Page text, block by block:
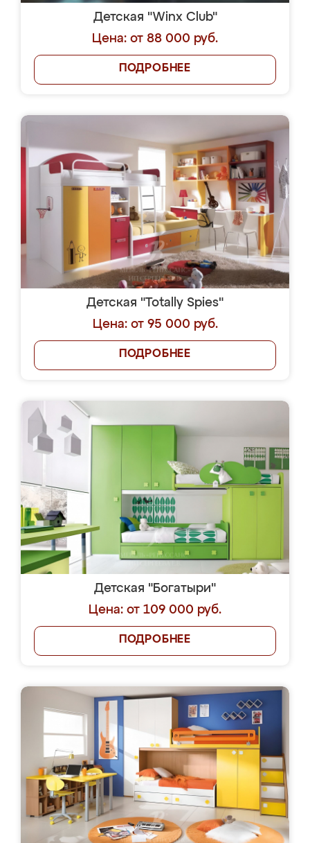
Детская "Winx Club"
Цена: от 88 000 руб.
ПОДРОБНЕЕ
Детская "Totally Spies"
Цена: от 95 000 руб.
ПОДРОБНЕЕ
Детская "Богатыри"
Цена: от 109 000 руб.
ПОДРОБНЕЕ